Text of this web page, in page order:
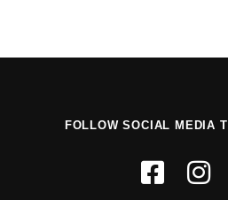
FOLLOW SOCIAL MEDIA